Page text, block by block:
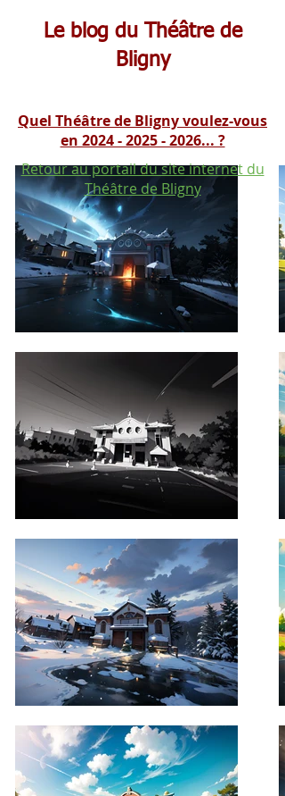
Le blog du Théâtre de
Bligny
Quel Théâtre de Bligny voulez-vous
en 2024 - 2025 - 2026... ?
Retour au portail du site internet du
Théâtre de Bligny